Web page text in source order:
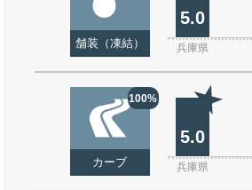
舗装（凍結）
5.0
兵庫県
100%
カーブ
5.0
兵庫県